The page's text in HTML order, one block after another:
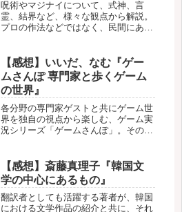
呪術やマジナイについて、式神、言
霊、結界など、様々な観点から解説。
プロの作法などではなく、民間にある
世界を手軽に知りたいという初心者に
おすすめ。
【感想】いいだ、なむ『ゲー
ムさんぽ 専門家と歩くゲーム
の世界』
各分野の専門家ゲストと共にゲーム世
界を独自の視点から楽しむ、ゲーム実
況シリーズ「ゲームさんぽ」。そのシ
ムについて多面的な角度から考える
本。
【感想】斎藤真理子『韓国文
学の中心にあるもの』
翻訳者としても活躍する著者が、韓国
における文学作品の紹介と共に、それ